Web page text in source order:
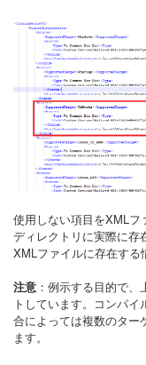
使用しない項目をXMLフ
ディレクトリに実際に存
XMLファイルに存在する
注意 ：例示する目的で
トしています。コンパ
合によっては複数のター
ます。